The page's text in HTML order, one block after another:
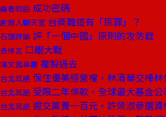
編者的話 成功密碼
創辦人聊天室 台商難道有「原罪」？
石頭評論 評「一個中國」原則的攻防戰
去梯言 口眼大戰
陳文茜專欄 複製過去
台北耳語 保住優美經營權，林清華交棒林
台北耳語 受限二年條款，全球最大基金公
台北耳語 遲交黨費一百元，許榮淑參選